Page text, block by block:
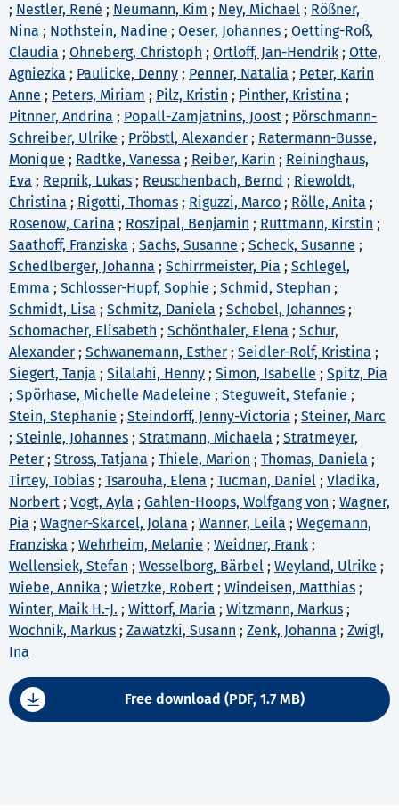
; Nestler, René ; Neumann, Kim ; Ney, Michael ; Rößner,
Nina ; Nothstein, Nadine ; Oeser, Johannes ; Oetting-Roß,
Claudia ; Ohneberg, Christoph ; Ortloff, Jan-Hendrik ; Otte,
Agniezka ; Paulicke, Denny ; Penner, Natalia ; Peter, Karin
Anne ; Peters, Miriam ; Pilz, Kristin ; Pinther, Kristina ;
Pitnner, Andrina ; Popall-Zamjatnins, Joost ; Pörschmann-
Schreiber, Ulrike ; Pröbstl, Alexander ; Ratermann-Busse,
Monique ; Radtke, Vanessa ; Reiber, Karin ; Reininghaus,
Eva ; Repnik, Lukas ; Reuschenbach, Bernd ; Riewoldt,
Christina ; Rigotti, Thomas ; Riguzzi, Marco ; Rölle, Anita ;
Rosenow, Carina ; Roszipal, Benjamin ; Ruttmann, Kirstin ;
Saathoff, Franziska ; Sachs, Susanne ; Scheck, Susanne ;
Schedlberger, Johanna ; Schirrmeister, Pia ; Schlegel,
Emma ; Schlosser-Hupf, Sophie ; Schmid, Stephan ;
Schmidt, Lisa ; Schmitz, Daniela ; Schobel, Johannes ;
Schomacher, Elisabeth ; Schönthaler, Elena ; Schur,
Alexander ; Schwanemann, Esther ; Seidler-Rolf, Kristina ;
Siegert, Tanja ; Silalahi, Henny ; Simon, Isabelle ; Spitz, Pia
; Spörhase, Michelle Madeleine ; Steguweit, Stefanie ;
Stein, Stephanie ; Steindorff, Jenny-Victoria ; Steiner, Marc
; Steinle, Johannes ; Stratmann, Michaela ; Stratmeyer,
Peter ; Stross, Tatjana ; Thiele, Marion ; Thomas, Daniela ;
Tirtey, Tobias ; Tsarouha, Elena ; Tucman, Daniel ; Vladika,
Norbert ; Vogt, Ayla ; Gahlen-Hoops, Wolfgang von ; Wagner,
Pia ; Wagner-Skarcel, Jolana ; Wanner, Leila ; Wegemann,
Franziska ; Wehrheim, Melanie ; Weidner, Frank ;
Wellensiek, Stefan ; Wesselborg, Bärbel ; Weyland, Ulrike ;
Wiebe, Annika ; Wietzke, Robert ; Windeisen, Matthias ;
Winter, Maik H.-J. ; Wittorf, Maria ; Witzmann, Markus ;
Wochnik, Markus ; Zawatzki, Susann ; Zenk, Johanna ; Zwigl,
Ina
Free download (PDF, 1.7 MB)